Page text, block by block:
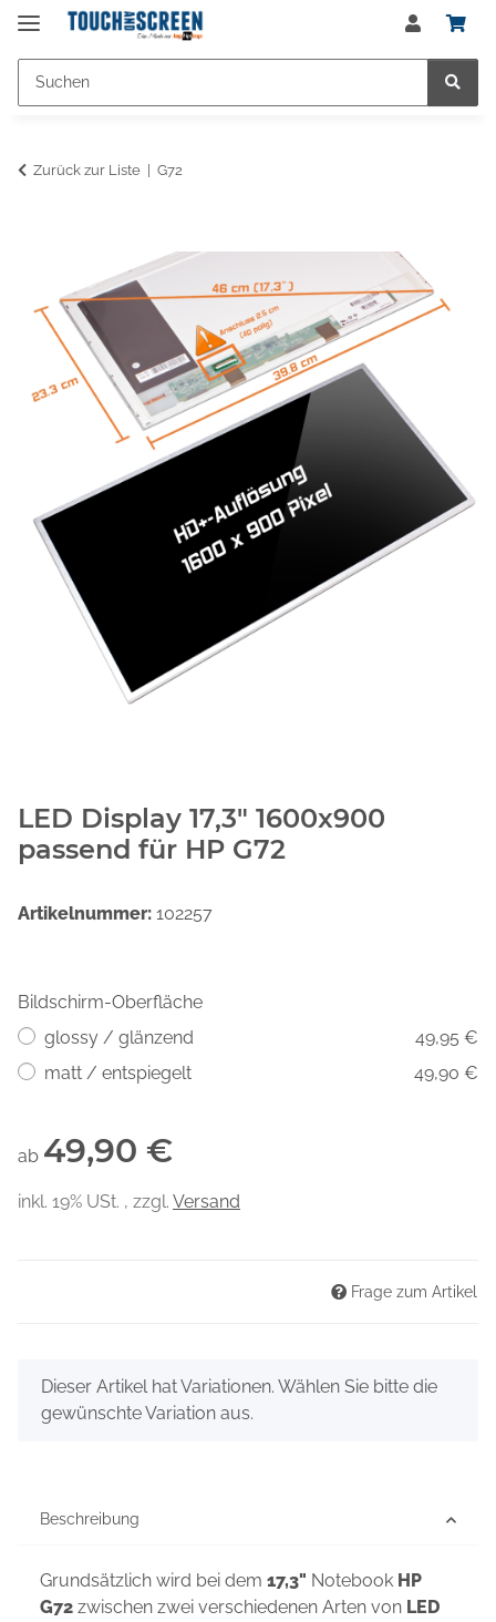
Zurück zur Liste G72
LED Display 17,3" 1600x900
passend für HP G72
Artikelnummer: 102257
Bildschirm-Oberfläche
glossy / glänzend
49,95 €
matt / entspiegelt
49,90 €
ab 49,90 €
inkl. 19% USt. , zzgl. Versand
Frage zum Artikel
x
Dieser Artikel hat Variationen. Wählen Sie bitte die
gewünschte Variation aus.
Beschreibung
Grundsätzlich wird bei dem 17,3" Notebook HP
G72 zwischen zwei verschiedenen Arten von LED